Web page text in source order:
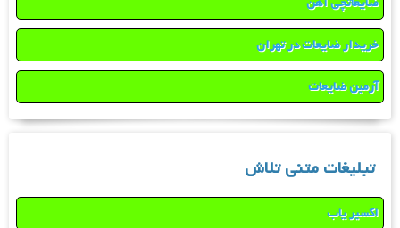
خریدار ضایعات در تهران
آرمین ضایعات
تبلیغات متنی تلاش
اکسیر یاب